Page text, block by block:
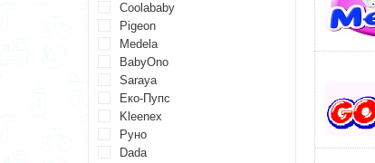
Coolababy
Pigeon
Medela
BabyOno
Saraya
Еко-Пупс
Kleenex
Руно
Dada